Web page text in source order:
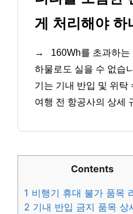
게 처리해야 하
→
160Wh를 초과하
하물로도 실을 수 없습
기는 기내 반입 및 위탁
여행 전 항공사의 상세
Contents
1 비행기 휴대 불가 품목
2 기내 반입 금지 품목 상